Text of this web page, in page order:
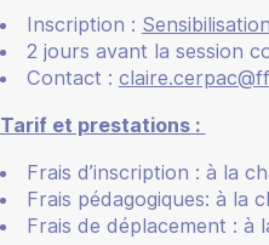
Inscription :
2 jours avant la session
Contact :
Tarif et prestations :
Frais d’inscription : à la
Frais pédagogiques: à la
Frais de déplacement : à